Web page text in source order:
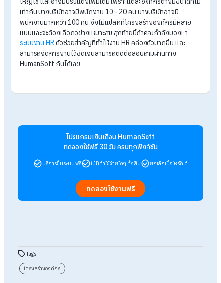
6.โครงสร้างองค์กรแบบทีมงาน (Team-based
โครงสร้างองค์กรแบบทีมงาน จะเป็นโครงสร้างที่มีตำแหน่งใหญ่สุ
C แต่ภายในทีมจะไม่ได้มีการจัดว่าใครตำแหน่งใหญ่กว่าหรือเล็กก
7.โครงสร้างองค์กรแบบเครือข่าย (Network Structure)
โครงสร้างองค์กรแบบเครือข่าย จะเหมาะกับธุรกิจที่ใหญ่มากๆ โด
มีสำนักงานใหญ่ที่ถือว่าเป็นองค์กรที่ใหญ่ที่สุด ก่อนจะกระจายสาข
สรุปโครงสร้างองค์กร